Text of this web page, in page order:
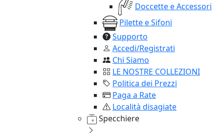
Doccette e Accessori
Pilette e Sifoni
Supporto
Accedi/Registrati
Chi Siamo
LE NOSTRE COLLEZIONI
Politica dei Prezzi
Paga a Rate
Località disagiate
Specchiere